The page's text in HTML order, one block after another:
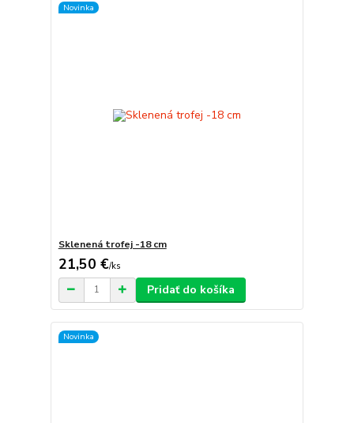
Novinka
Sklenená trofej -18 cm
21,50 €/ks
Pridať do košíka
Novinka